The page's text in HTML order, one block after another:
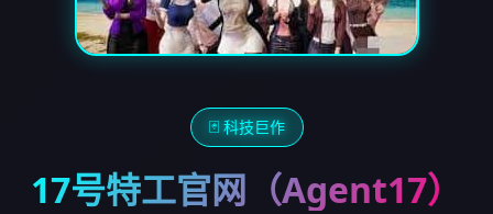
🃏 科技巨作
17号特工官网（Agent17）